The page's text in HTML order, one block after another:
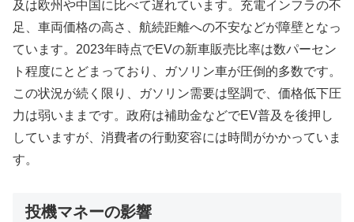
及は欧州や中国に比べて遅れています。充電インフラの不
足、車両価格の高さ、航続距離への不安などが障壁となっ
ています。2023年時点でEVの新車販売比率は数パーセン
ト程度にとどまっており、ガソリン車が圧倒的多数です。
この状況が続く限り、ガソリン需要は堅調で、価格低下圧
力は弱いままです。政府は補助金などでEV普及を後押し
していますが、消費者の行動変容には時間がかかっていま
す。
投機マネーの影響